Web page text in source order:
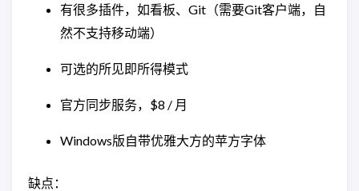
有很多插件，如看板、Git（需要Git客户端，自
然不支持移动端）
可选的所见即所得模式
官方同步服务，$8 / 月
Windows版自带优雅大方的苹方字体
缺点：